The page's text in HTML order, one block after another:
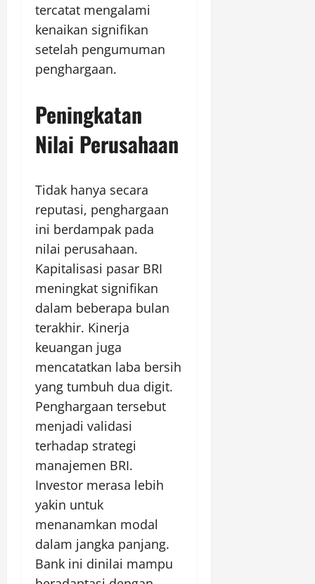
tercatat mengalami
kenaikan signifikan
setelah pengumuman
penghargaan.
Peningkatan
Nilai Perusahaan
Tidak hanya secara
reputasi, penghargaan
ini berdampak pada
nilai perusahaan.
Kapitalisasi pasar BRI
meningkat signifikan
dalam beberapa bulan
terakhir. Kinerja
keuangan juga
mencatatkan laba bersih
yang tumbuh dua digit.
Penghargaan tersebut
menjadi validasi
terhadap strategi
manajemen BRI.
Investor merasa lebih
yakin untuk
menanamkan modal
dalam jangka panjang.
Bank ini dinilai mampu